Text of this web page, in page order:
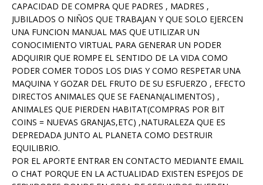
CAPACIDAD DE COMPRA QUE PADRES , MADRES ,
JUBILADOS O NIÑOS QUE TRABAJAN Y QUE SOLO EJERCEN
UNA FUNCION MANUAL MAS QUE UTILIZAR UN
CONOCIMIENTO VIRTUAL PARA GENERAR UN PODER
ADQUIRIR QUE ROMPE EL SENTIDO DE LA VIDA COMO
PODER COMER TODOS LOS DIAS Y COMO RESPETAR UNA
MAQUINA Y GOZAR DEL FRUTO DE SU ESFUERZO , EFECTO
DIRECTOS ANIMALES QUE SE FAENAN(ALIMENTOS) ,
ANIMALES QUE PIERDEN HABITAT(COMPRAS POR BIT
COINS = NUEVAS GRANJAS,ETC) ,NATURALEZA QUE ES
DEPREDADA JUNTO AL PLANETA COMO DESTRUIR
EQUILIBRIO.
POR EL APORTE ENTRAR EN CONTACTO MEDIANTE EMAIL
O CHAT PORQUE EN LA ACTUALIDAD EXISTEN ESPEJOS DE